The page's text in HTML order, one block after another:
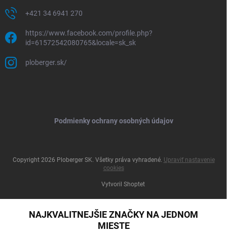
+421 34 6941 270
https://www.facebook.com/profile.php?
id=61572542080765&locale=sk_sk
ploberger.sk/
Podmienky ochrany osobných údajov
Vytvoril Shoptet
Copyright 2026 Ploberger SK. Všetky práva vyhradené. Upraviť nastavenie
cookies
NAJKVALITNEJŠIE ZNAČKY NA JEDNOM
MIESTE